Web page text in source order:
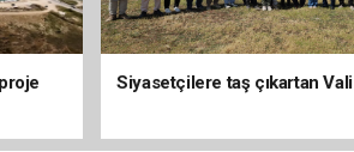
Siyasetçilere taş çıkartan Vali